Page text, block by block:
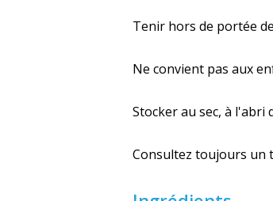
Tenir hors de portée
Ne convient pas aux
Stocker au sec, à l'abri
Consultez toujours un